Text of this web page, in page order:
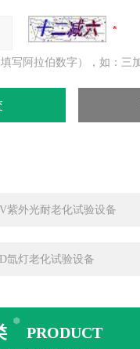
写阿拉伯数字），如：三
紫外光耐老化试验设备
氙灯老化试验设备
PRODUCT